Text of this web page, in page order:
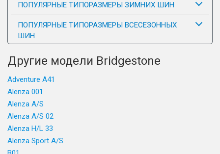
ПОПУЛЯРНЫЕ ТИПОРАЗМЕРЫ ЗИМНИХ ШИН
ПОПУЛЯРНЫЕ ТИПОРАЗМЕРЫ ВСЕСЕЗОННЫХ
ШИН
Другие модели Bridgestone
Adventure A41
Alenza 001
Alenza A/S
Alenza A/S 02
Alenza H/L 33
Alenza Sport A/S